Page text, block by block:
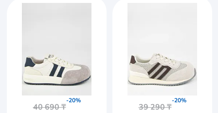
40 690 ₸
-20%
39 290 ₸
-20%